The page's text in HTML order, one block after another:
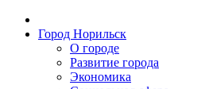
Город Норильск
О городе
Развитие города
Экономика